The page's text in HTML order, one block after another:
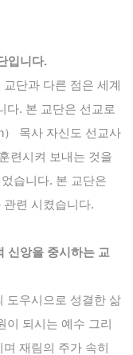
입니다.
단과 다른 점은 세계
다. 본 교단은 선교로
목사 자신도 선교사
련시켜 보내는 것을
습니다. 본 교단은
련 시켰습니다.
신앙을 중시하는 교
도우시으로 성결한 삶
이 되시는 예수 그리
재림의 주가 속히